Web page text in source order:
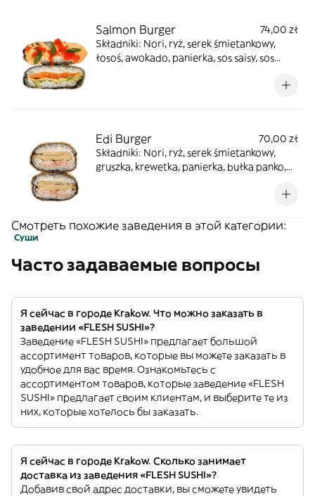
Salmon Burger
74,00 zł
Składniki: Nori, ryż, serek śmietankowy,
łosoś, awokado, panierka, sos saisy, sos
Edi Burger
70,00 zł
Składniki: Nori, ryż, serek śmietankowy,
gruszka, krewetka, panierka, bułka panko,
Смотреть похожие заведения в этой категории:
Суши
Часто задаваемые вопросы
Я сейчас в городе Krakow. Что можно заказать в
заведении «FLESH SUSHI»?
Заведение «FLESH SUSHI» предлагает большой
ассортимент товаров, которые вы можете заказать в
удобное для вас время. Ознакомьтесь с
ассортиментом товаров, которые заведение «FLESH
SUSHI» предлагает своим клиентам, и выберите те из
них, которые хотелось бы заказать.
Я сейчас в городе Krakow. Сколько занимает
доставка из заведения «FLESH SUSHI»?
Добавив свой адрес доставки, вы сможете увидеть